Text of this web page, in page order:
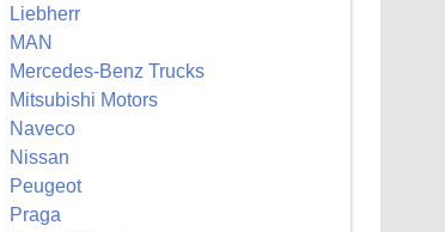
Liebherr
MAN
Mercedes-Benz Trucks
Mitsubishi Motors
Naveco
Nissan
Peugeot
Praga